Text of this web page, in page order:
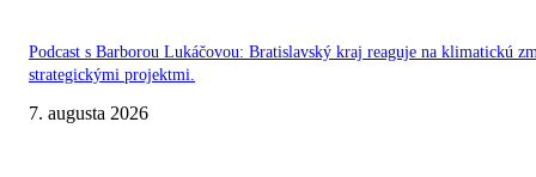
Podcast s Barborou Lukáčovou: Bratislavský kraj reaguje na klimatickú
strategickými projektmi.
7. augusta 2026